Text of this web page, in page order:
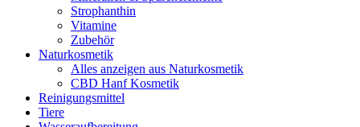
Strophanthin
Vitamine
Zubehör
Naturkosmetik
Alles anzeigen aus Naturkosmetik
CBD Hanf Kosmetik
Reinigungsmittel
Tiere